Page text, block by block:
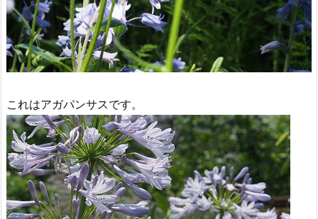
これはアガパンサスです。